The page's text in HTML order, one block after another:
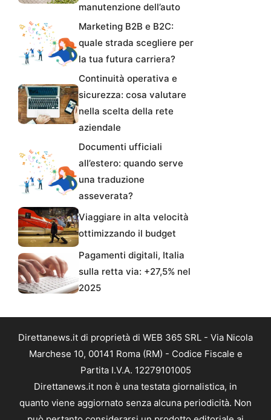
manutenzione dell’auto
Marketing B2B e B2C:
quale strada scegliere per
la tua futura carriera?
Continuità operativa e
sicurezza: cosa valutare
nella scelta della rete
aziendale
Documenti ufficiali
all’estero: quando serve
una traduzione
asseverata?
Viaggiare in alta velocità
ottimizzando il budget
Pagamenti digitali, Italia
sulla retta via: +27,5% nel
2025
Direttanews.it di proprietà di WEB 365 SRL - Via Nicola
Marchese 10, 00141 Roma (RM) - Codice Fiscale e
Partita I.V.A. 12279101005
Direttanews.it non è una testata giornalistica, in
quanto viene aggiornato senza alcuna periodicità. Non